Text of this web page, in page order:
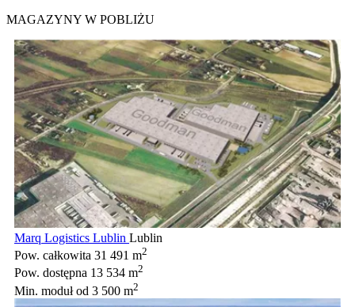
MAGAZYNY W POBLIŻU
Marq Logistics Lublin Lublin
Pow. całkowita 31 491 m2
Pow. dostępna 13 534 m2
Min. modułod 3 500 m2